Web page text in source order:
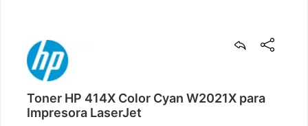
Toner HP 414X Color Cyan W2021X para
Impresora LaserJet